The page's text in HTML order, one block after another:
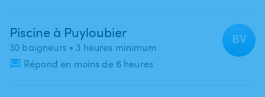
Piscine à Puyloubier
30 baigneurs • 3 heures minimum
Répond en moins de 6 heures
BV